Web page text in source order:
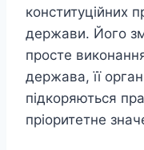
конституційних
держави. Його
просте
держава, її
підкоряються
пріоритетне